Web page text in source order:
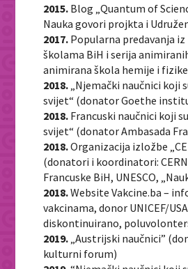
2015. Blog „Quantum of
Nauka govori projkta i
2017. Popularna predavanja iz
školama BiH i serija
animirana škola hemije i
2018. „Njemački naučnici koji
svijet“ (donator Goethe
2018. Francuski naučnici koji
svijet“ (donator Ambasada
2018.Organizacija izložbe
(donatori i koordinatori:
Francuske BiH, UNESCO,
2018.Website Vakcine.ba –
vakcinama, donor UNICEF/
diskontinuirano,
2019. „Austrijski naučnici”
kulturni forum)